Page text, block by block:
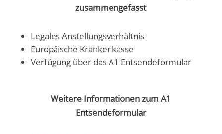
zusammengefasst
Legales Anstellungsverhältnis
Europäische Krankenkasse
Verfügung über das A1 Entsendeformular
Weitere Informationen zum A1
Entsendeformular